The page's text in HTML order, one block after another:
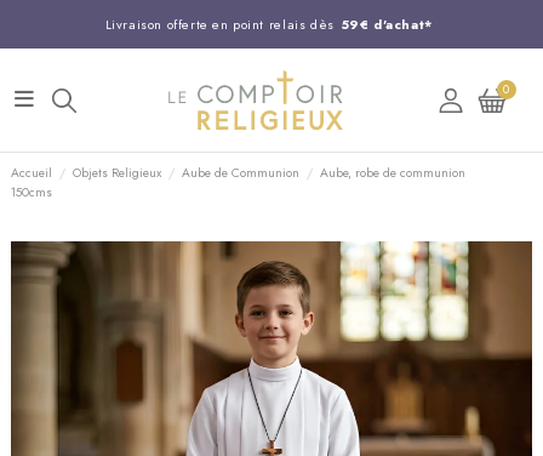
Livraison offerte en point relais dès 59€ d'achat*
Entreprise Française familiale
Support client disponible au 03 20 24 74 15
Commandez avant 14H, expédition le jour même !
0
Accueil Objets Religieux Aube de Communion
Aube, robe de communion
150cms